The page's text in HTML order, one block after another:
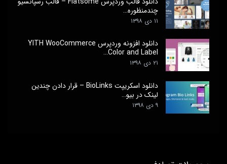
چندمنظوره…
۱۱ دی ۱۳۹۸
دانلود افزونه وردپرس YITH WooCommerce
Color and Label…
۲۱ دی ۱۳۹۸
دانلود اسکریپت BioLinks – قرار دادن چندین
لینک در بیو…
۹ دی ۱۳۹۸